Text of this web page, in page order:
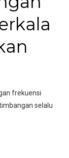
frekuensi
selalu